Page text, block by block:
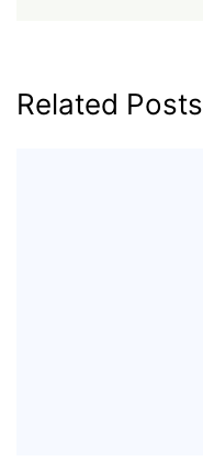
Related Posts